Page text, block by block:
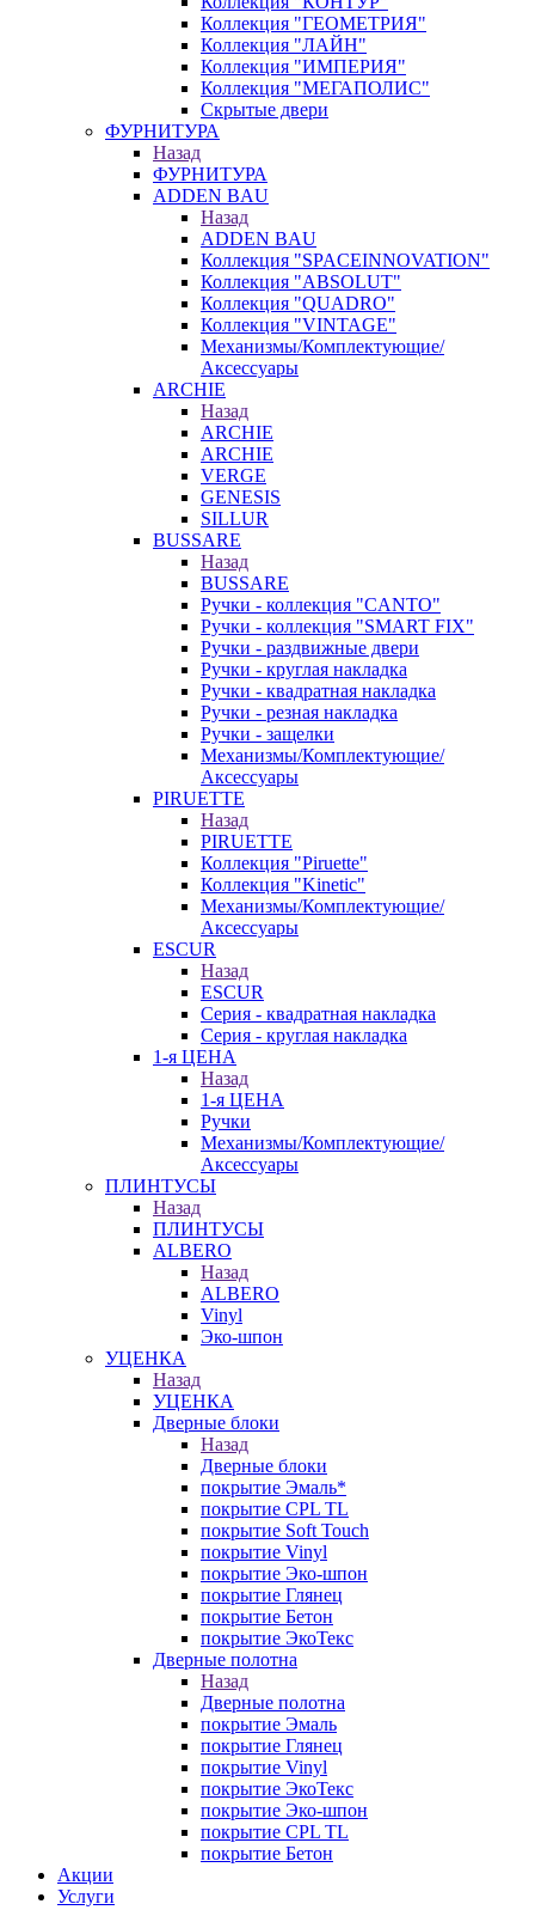
Коллекция "ГЕОМЕТРИЯ"
Коллекция "ЛАЙН"
Коллекция "ИМПЕРИЯ"
Коллекция "МЕГАПОЛИС"
Скрытые двери
ФУРНИТУРА
Назад
ФУРНИТУРА
ADDEN BAU
Назад
ADDEN BAU
Коллекция "SPACEINNOVATION"
Коллекция "ABSOLUT"
Коллекция "QUADRO"
Коллекция "VINTAGE"
Механизмы/Комплектующие/
Аксессуары
ARCHIE
Назад
ARCHIE
ARCHIE
VERGE
GENESIS
SILLUR
BUSSARE
Назад
BUSSARE
Ручки - коллекция "CANTO"
Ручки - коллекция "SMART FIX"
Ручки - раздвижные двери
Ручки - круглая накладка
Ручки - квадратная накладка
Ручки - резная накладка
Ручки - защелки
Механизмы/Комплектующие/
Аксессуары
PIRUETTE
Назад
PIRUETTE
Коллекция "Piruette"
Коллекция "Kinetic"
Механизмы/Комплектующие/
Аксессуары
ESCUR
Назад
ESCUR
Серия - квадратная накладка
Серия - круглая накладка
1-я ЦЕНА
Назад
1-я ЦЕНА
Ручки
Механизмы/Комплектующие/
Аксессуары
ПЛИНТУСЫ
Назад
ПЛИНТУСЫ
ALBERO
Назад
ALBERO
Vinyl
Эко-шпон
УЦЕНКА
Назад
УЦЕНКА
Дверные блоки
Назад
Дверные блоки
покрытие Эмаль*
покрытие CPL TL
покрытие Soft Touch
покрытие Vinyl
покрытие Эко-шпон
покрытие Глянец
покрытие Бетон
покрытие ЭкоТекс
Дверные полотна
Назад
Дверные полотна
покрытие Эмаль
покрытие Глянец
покрытие Vinyl
покрытие ЭкоТекс
покрытие Эко-шпон
покрытие CPL TL
покрытие Бетон
Акции
Услуги